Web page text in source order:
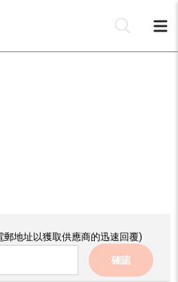
郵地址以獲取供應商的迅速回覆)
確認